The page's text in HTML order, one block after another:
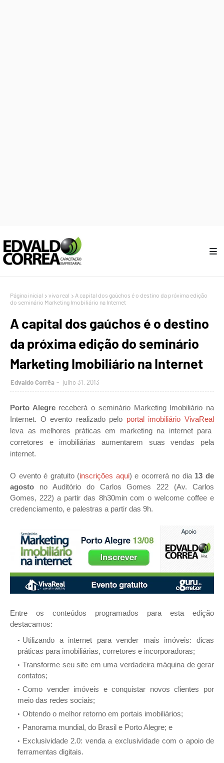
Página inicial viva real
A capital dos gaúchos é o destino da próxima edição
do seminário Marketing Imobiliário na Internet
A capital dos gaúchos é o destino
da próxima edição do seminário
Marketing Imobiliário na Internet
Edvaldo Corrêa julho 31, 2013
Porto Alegrereceberá o seminário Marketing Imobiliário na
Internet. O evento realizado pelo portal imobiliário VivaReal
leva as melhores práticas em marketing na internet para
corretores e imobiliárias aumentarem suas vendas pela
internet.
O evento é gratuito (inscrições aqui) e ocorrerá no dia 13 de
agosto no Auditório do Carlos Gomes 222 (Av. Carlos
Gomes, 222) a partir das 8h30min com o welcome coffee e
credenciamento, e palestras a partir das 9h.
Entre os conteúdos programados para esta edição
destacamos:
Utilizando a internet para vender mais imóveis: dicas
práticas para imobiliárias, corretores e incorporadoras;
Transforme seu site em uma verdadeira máquina de gerar
contatos;
Como vender imóveis e conquistar novos clientes por
meio das redes sociais;
Obtendo o melhor retorno em portais imobiliários;
Panorama mundial, do Brasil e Porto Alegre; e
Exclusividade 2.0: venda a exclusividade com o apoio de
ferramentas digitais.